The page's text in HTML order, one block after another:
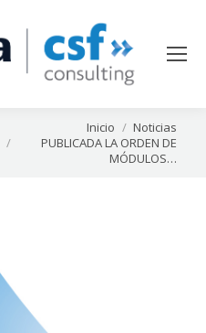
Inicio
Noticias
PUBLICADA LA ORDEN DE
MÓDULOS…